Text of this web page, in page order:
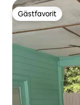
Gästfavorit
Gästfavorit